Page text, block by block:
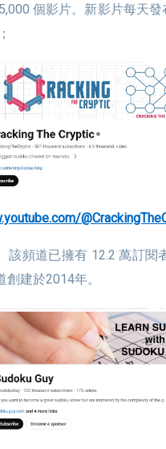
個影片。新影片每天
該頻道已擁有 12.2 萬訂閱
創建於2014年。